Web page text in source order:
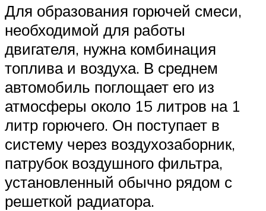
Для образования горючей смеси,
необходимой для работы
двигателя, нужна комбинация
топлива и воздуха. В среднем
автомобиль поглощает его из
атмосферы около 15 литров на 1
литр горючего. Он поступает в
систему через воздухозаборник,
патрубок воздушного фильтра,
установленный обычно рядом с
решеткой радиатора.